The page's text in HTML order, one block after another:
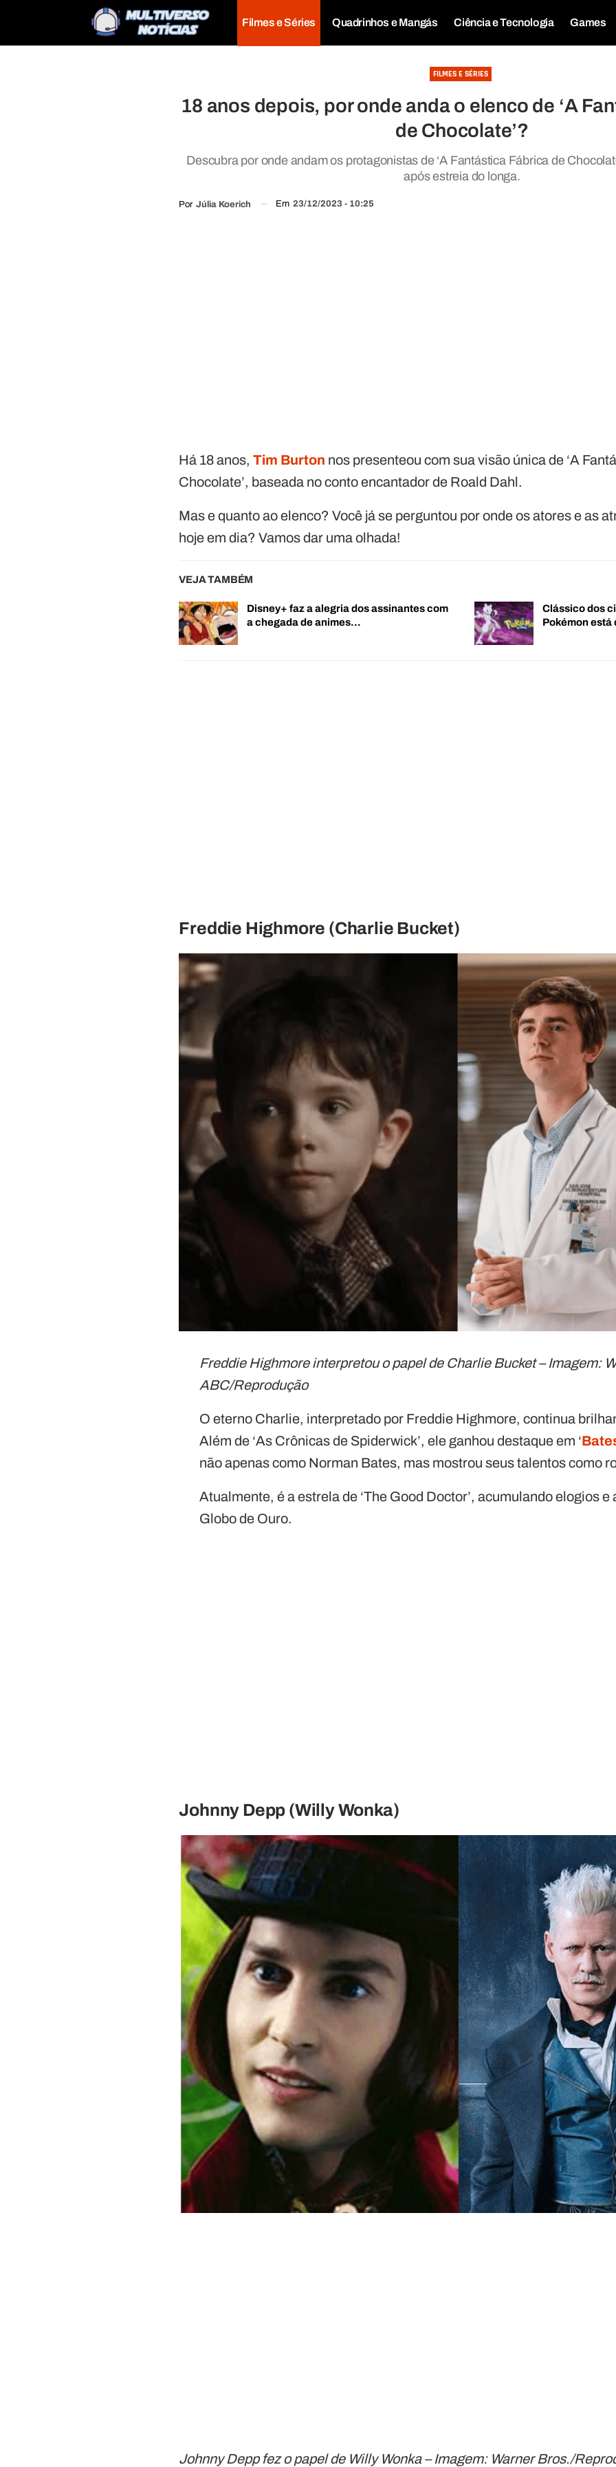
Filmes e Séries Quadrinhos e Mangás Ciência e Tecnologia Games
FILMES E SÉRIES
18 anos depois, por onde anda o elenco de ‘A
de Chocolate’?
Descubra por onde andam os protagonistas de ‘A Fantástica Fábrica de
após estreia do longa.
Por Júlia Koerich Em 23/12/2023 - 10:25
Há 18 anos,Tim Burton nos presenteou com sua visão única de ‘A
Chocolate’, baseada no conto encantador de Roald Dahl.
Mas e quanto ao elenco? Você já se perguntou por onde os atores e as
hoje em dia? Vamos dar uma olhada!
VEJA TAMBÉM
Disney+ faz a alegria dos assinantes com
a chegada de animes…
Clássico dos
Pokémon
Freddie Highmore (Charlie Bucket)
Freddie Highmore interpretou o papel de Charlie Bucket – Imagem:
ABC/Reprodução
O eterno Charlie, interpretado por Freddie Highmore, continua
Além de ‘As Crônicas de Spiderwick’, ele ganhou destaque em ‘
não apenas como Norman Bates, mas mostrou seus talentos como
Atualmente, é a estrela de ‘The Good Doctor’, acumulando elogios
Globo de Ouro.
Johnny Depp (Willy Wonka)
Johnny Depp fez o papel de Willy Wonka – Imagem: Warner Bros./